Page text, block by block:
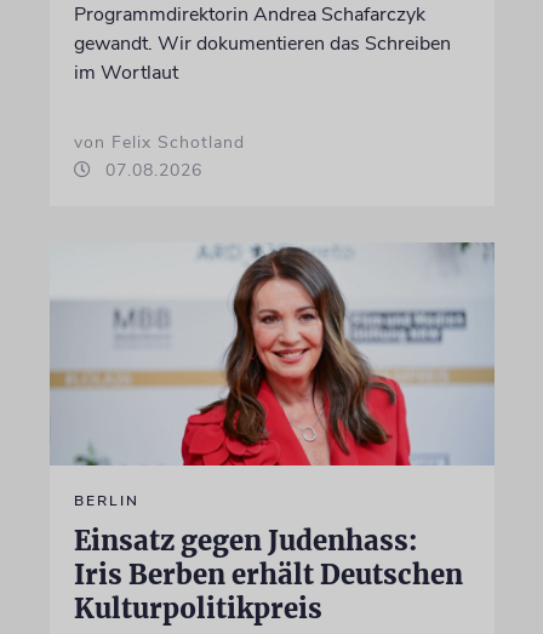
Programmdirektorin Andrea Schafarczyk
gewandt. Wir dokumentieren das Schreiben
im Wortlaut
von Felix Schotland
07.08.2026
BERLIN
Einsatz gegen Judenhass:
Iris Berben erhält Deutschen
Kulturpolitikpreis